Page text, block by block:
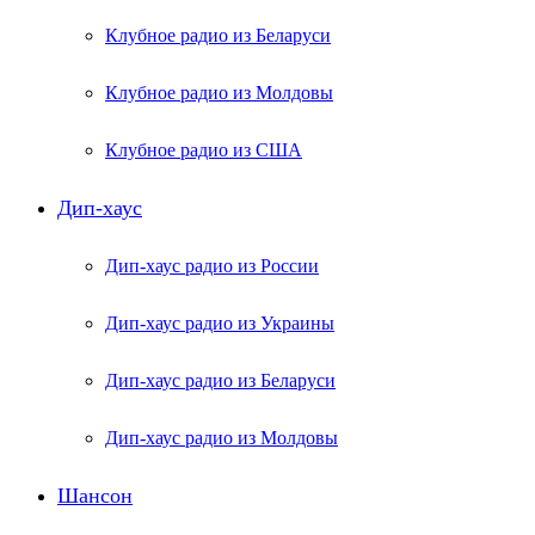
Клубное радио из Беларуси
Клубное радио из Молдовы
Клубное радио из США
Дип-хаус
Дип-хаус радио из России
Дип-хаус радио из Украины
Дип-хаус радио из Беларуси
Дип-хаус радио из Молдовы
Шансон